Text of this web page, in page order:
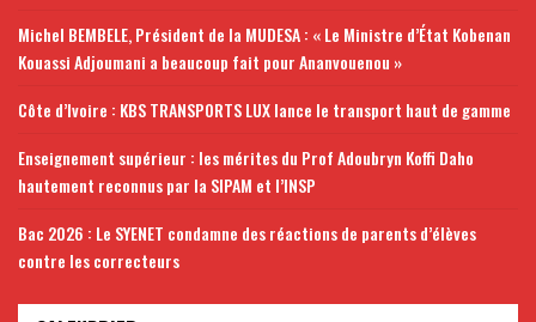
Michel BEMBELE, Président de la MUDESA : « Le Ministre d’État Kobenan
Kouassi Adjoumani a beaucoup fait pour Ananvouenou »
Côte d’Ivoire : KBS TRANSPORTS LUX lance le transport haut de gamme
Enseignement supérieur : les mérites du Prof Adoubryn Koffi Daho
hautement reconnus par la SIPAM et l’INSP
Bac 2026 : Le SYENET condamne des réactions de parents d’élèves
contre les correcteurs